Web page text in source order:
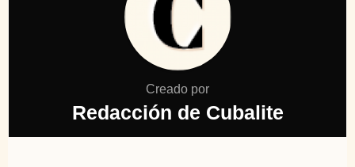
Creado por
Redacción de Cubalite